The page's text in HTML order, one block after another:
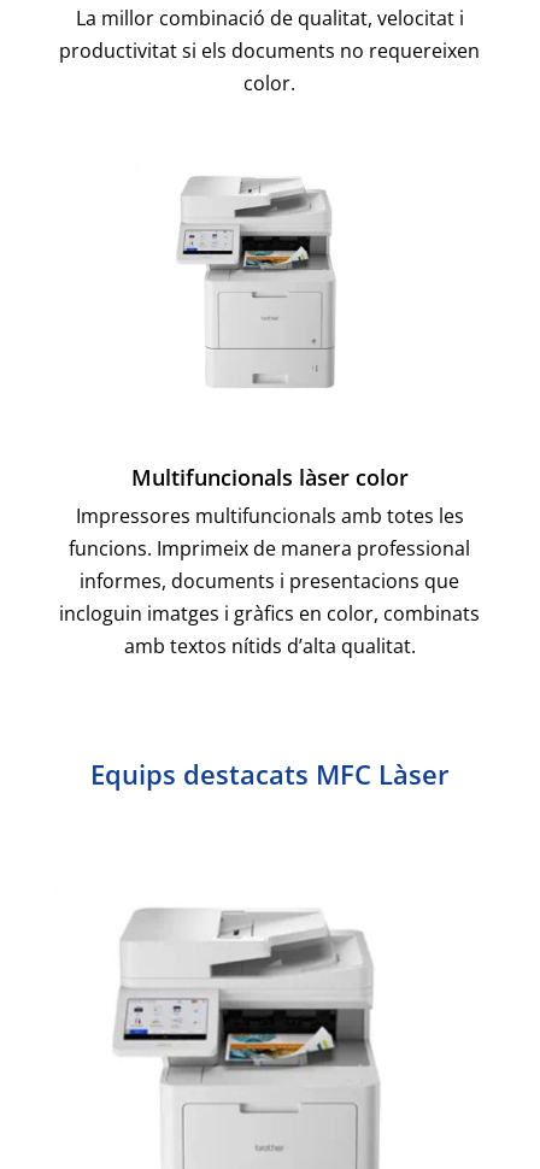
La millor combinació de qualitat, velocitat i
productivitat si els documents no requereixen
color.
Multifuncionals làser color
Impressores multifuncionals amb totes les
funcions. Imprimeix de manera professional
informes, documents i presentacions que
incloguin imatges i gràfics en color, combinats
amb textos nítids d’alta qualitat.
Equips destacats MFC Làser